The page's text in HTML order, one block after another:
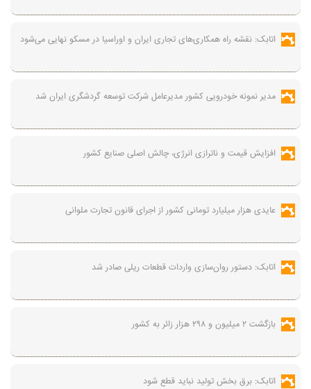
اتابک: نقشه راه همکاری‌های تجاری ایران و اوراسیا در مسکو نهایی می‌شود
مدیر نمونه خودرویی کشور مدیرعامل شرکت توسعه گردشگری ایران شد
افزایش قیمت و ناترازی انرژی، چالش اصلی صنایع کشور
عایدی هزار میلیارد تومانی کشور از اجرای قانون تجارت ملوانی
اتابک: دستور روان‌سازی واردات قطعات ریلی صادر شد
بازگشت ۲ میلیون و ۲۹۸ هزار زائر به کشور
اتابک: برق بخش تولید نباید قطع شود